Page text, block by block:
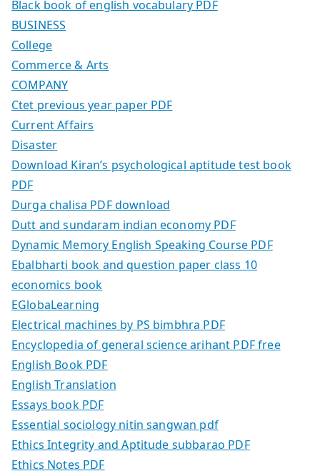
Black book of english vocabulary PDF
BUSINESS
College
Commerce & Arts
COMPANY
Ctet previous year paper PDF
Current Affairs
Disaster
Download Kiran’s psychological aptitude test book
PDF
Durga chalisa PDF download
Dutt and sundaram indian economy PDF
Dynamic Memory English Speaking Course PDF
Ebalbharti book and question paper class 10
economics book
EGlobaLearning
Electrical machines by PS bimbhra PDF
Encyclopedia of general science arihant PDF free
English Book PDF
English Translation
Essays book PDF
Essential sociology nitin sangwan pdf
Ethics Integrity and Aptitude subbarao PDF
Ethics Notes PDF